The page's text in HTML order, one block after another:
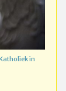
in